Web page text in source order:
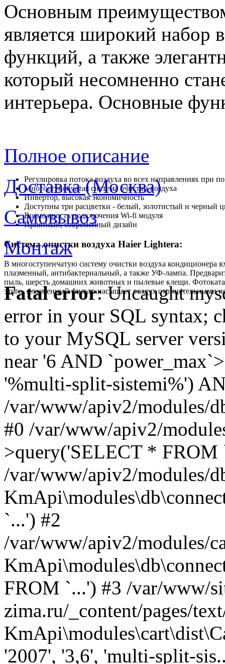
Основным
является широкий набор
функций, а также
который несомненно
интерьера. Основные
Полное описание
Регулировка потока воздуха во всех направлениях при
Многоступенчатая система очистки воздуха
Инвертор, высокая экономичность
Доступны три расцветки - белый, золотистый и черный
Возможность подключения Wi-fi модуля
Приятный, современный дизайн
Система очистки воздуха Haier Lightera:
В многоступенчатую систему очистки воздуха кондиционера
плазменный, антибактериальный, а также УФ-лампа.
пыль, шерсть домашних животных и пылевые клещи.
этого, плазменный фильтр насыщает воздух отрицательными
Доставка (Москва)
Самовывоз
Монтаж
Fatal error: Uncaught
error in your SQL syntax;
to your MySQL server
near '6 AND
'%multi-split-sistemi%')
/var/www/apiv2/modules/
#0 /var/www/apiv2/
>query('SELECT * FROM
/var/www/apiv2/modules/
`...') #2
/var/www/apiv2/modules/
FROM `...') #3 /var/www/
zima.ru/_content/pages/
'2007', '3,6', 'multi-split-